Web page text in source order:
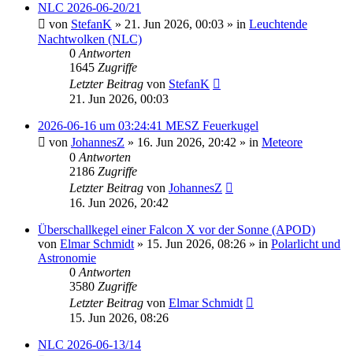
NLC 2026-06-20/21
von StefanK » 21. Jun 2026, 00:03 » in Leuchtende
Nachtwolken (NLC)
0 Antworten
1645 Zugriffe
Letzter Beitrag von StefanK
21. Jun 2026, 00:03
2026-06-16 um 03:24:41 MESZ Feuerkugel
von JohannesZ » 16. Jun 2026, 20:42 » in Meteore
0 Antworten
2186 Zugriffe
Letzter Beitrag von JohannesZ
16. Jun 2026, 20:42
Überschallkegel einer Falcon X vor der Sonne (APOD)
von Elmar Schmidt » 15. Jun 2026, 08:26 » in Polarlicht und
Astronomie
0 Antworten
3580 Zugriffe
Letzter Beitrag von Elmar Schmidt
15. Jun 2026, 08:26
NLC 2026-06-13/14